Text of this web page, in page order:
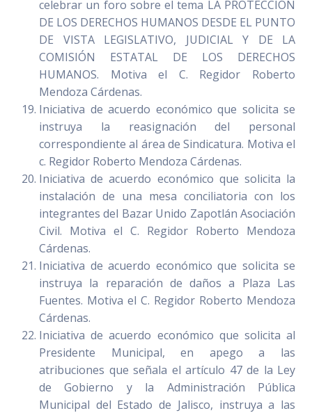
celebrar un foro sobre el tema LA PROTECCIÓN
DE LOS DERECHOS HUMANOS DESDE EL PUNTO
DE VISTA LEGISLATIVO, JUDICIAL Y DE LA
COMISIÓN ESTATAL DE LOS DERECHOS
HUMANOS. Motiva el C. Regidor Roberto
Mendoza Cárdenas.
Iniciativa de acuerdo económico que solicita se
instruya la reasignación del personal
correspondiente al área de Sindicatura. Motiva el
c. Regidor Roberto Mendoza Cárdenas.
Iniciativa de acuerdo económico que solicita la
instalación de una mesa conciliatoria con los
integrantes del Bazar Unido Zapotlán Asociación
Civil. Motiva el C. Regidor Roberto Mendoza
Cárdenas.
Iniciativa de acuerdo económico que solicita se
instruya la reparación de daños a Plaza Las
Fuentes. Motiva el C. Regidor Roberto Mendoza
Cárdenas.
Iniciativa de acuerdo económico que solicita al
Presidente Municipal, en apego a las
atribuciones que señala el artículo 47 de la Ley
de Gobierno y la Administración Pública
Municipal del Estado de Jalisco, instruya a las